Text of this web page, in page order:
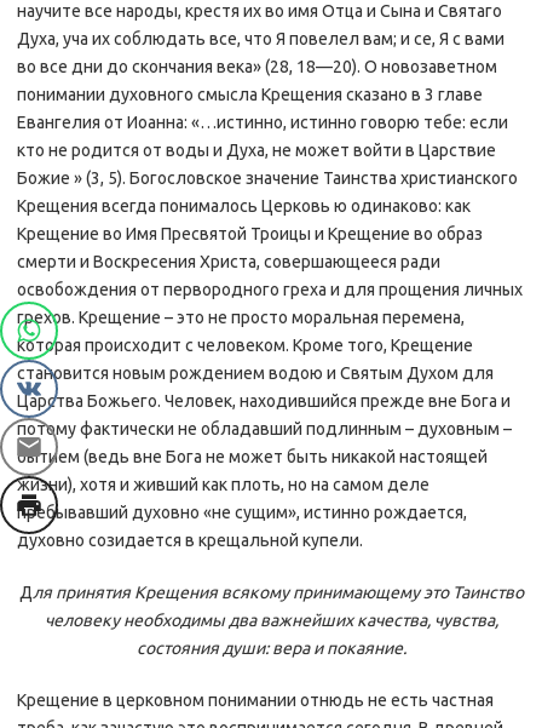
научите все народы, крестя их во имя Отца и Сына и Святаго
Духа, уча их соблюдать все, что Я повелел вам; и се, Я с вами
во все дни до скончания века» (28, 18—20). О новозаветном
понимании духовного смысла Крещения сказано в 3 главе
Евангелия от Иоанна: «…истинно, истинно говорю тебе: если
кто не родится от воды и Духа, не может войти в Царствие
Божие » (3, 5). Богословское значение Таинства христианского
Крещения всегда понималось Церковь ю одинаково: как
Крещение во Имя Пресвятой Троицы и Крещение во образ
смерти и Воскресения Христа, совершающееся ради
освобождения от первородного греха и для прощения личных
грехов. Крещение – это не просто моральная перемена,
которая происходит с человеком. Кроме того, Крещение
становится новым рождением водою и Святым Духом для
Царства Божьего. Человек, находившийся прежде вне Бога и
потому фактически не обладавший подлинным – духовным –
бытием (ведь вне Бога не может быть никакой настоящей
жизни), хотя и живший как плоть, но на самом деле
пребывавший духовно «не сущим», истинно рождается,
духовно созидается в крещальной купели.
Для принятия Крещения всякому принимающему это Таинство
человеку необходимы два важнейших качества, чувства,
состояния души: вера и покаяние.
Крещение в церковном понимании отнюдь не есть частная